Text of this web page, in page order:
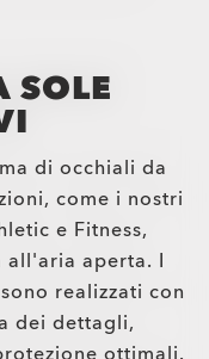
SOLE
di occhiali da
come i nostri
e Fitness,
aperta. I
realizzati con
dei dettagli,